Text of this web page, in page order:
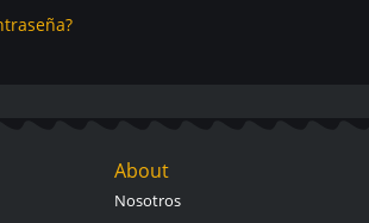
About
Nosotros